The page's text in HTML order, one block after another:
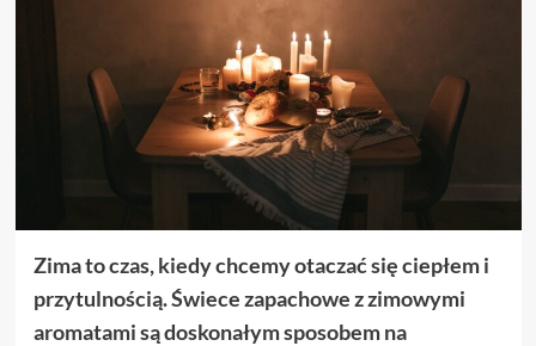
Zima to czas, kiedy chcemy otaczać się ciepłem i
przytulnością. Świece zapachowe z zimowymi
aromatami są doskonałym sposobem na